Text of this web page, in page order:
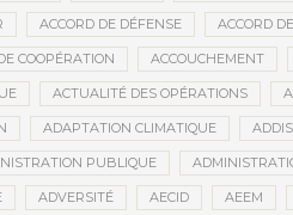
ACCORD DE DÉFENSE ACCORD
COOPÉRATION ACCOUCHEMENT
ACTUALITÉ DES OPÉRATIONS
ADAPTATION CLIMATIQUE
PUBLIQUE
ADVERSITÉ AECID AEEM